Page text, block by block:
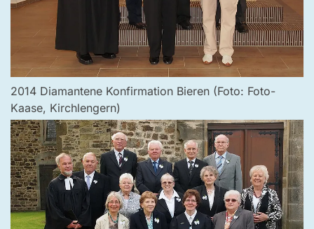
2014 Diamantene Konfirmation Bieren (Foto: Foto-
Kaase, Kirchlengern)